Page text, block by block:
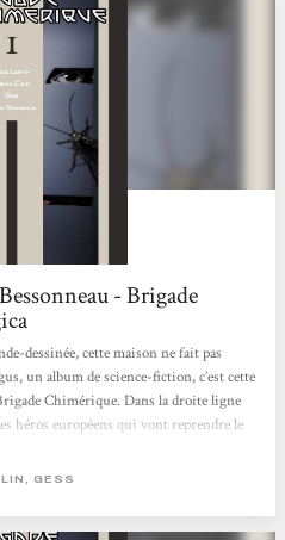
- Brigade
dessinée, cette maison ne fait pas
un album de science-fiction, c’est cette
Chimérique. Dans la droite ligne
héros européens qui vont reprendre le
par les deux auteurs : Serge Lehman et
GESS